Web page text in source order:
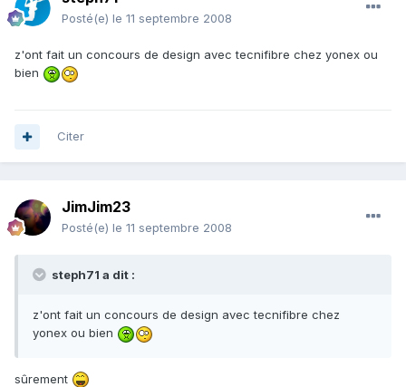
Posté(e) le 11 septembre 2008
z'ont fait un concours de design avec tecnifibre chez yonex ou
bien
Citer
JimJim23
Posté(e) le 11 septembre 2008
steph71 a dit :
z'ont fait un concours de design avec tecnifibre chez
yonex ou bien
sûrement